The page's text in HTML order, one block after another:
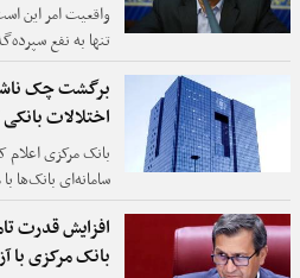
واقعیت امر این
تنها به نفع
تولیدکنندگان،
است.
برگشت چک
اختلالات
بانک مرکزی اعلام
سامانه‌ای
اقساط تسهیلات
برخوردار خواهند
افزایش قدرت
بانک مرکزی با